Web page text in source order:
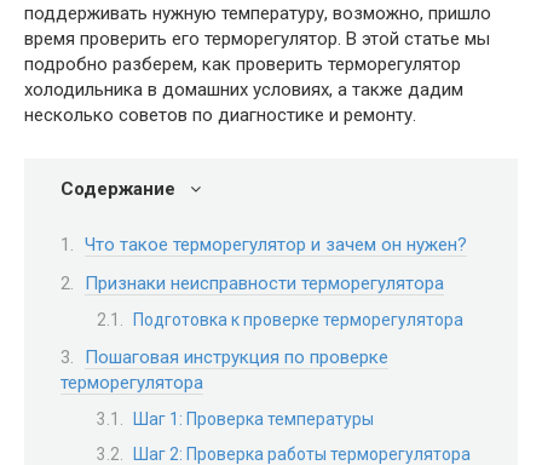
поддерживать нужную температуру, возможно, пришло
время проверить его терморегулятор. В этой статье мы
подробно разберем, как проверить терморегулятор
холодильника в домашних условиях, а также дадим
несколько советов по диагностике и ремонту.
Содержание
Что такое терморегулятор и зачем он нужен?
Признаки неисправности терморегулятора
Подготовка к проверке терморегулятора
Пошаговая инструкция по проверке
терморегулятора
Шаг 1: Проверка температуры
Шаг 2: Проверка работы терморегулятора